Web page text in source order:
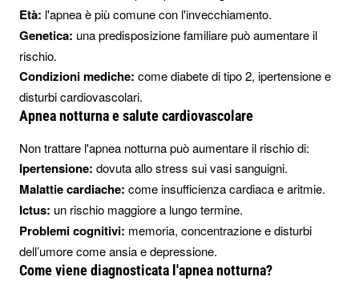
Età: l'apnea è più comune con l'invecchiamento.
Genetica: una predisposizione familiare può aumentare il
rischio.
Condizioni mediche: come diabete di tipo 2, ipertensione e
disturbi cardiovascolari.
Apnea notturna e salute cardiovascolare
Non trattare l'apnea notturna può aumentare il rischio di:
Ipertensione: dovuta allo stress sui vasi sanguigni.
Malattie cardiache: come insufficienza cardiaca e aritmie.
Ictus: un rischio maggiore a lungo termine.
Problemi cognitivi: memoria, concentrazione e disturbi
dell’umore come ansia e depressione.
Come viene diagnosticata l'apnea notturna?